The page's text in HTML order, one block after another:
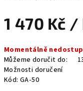
1 470 Kč /
cena:
Momentálně
Můžeme doručit do:
Možnosti doručení
Kód: GA-50